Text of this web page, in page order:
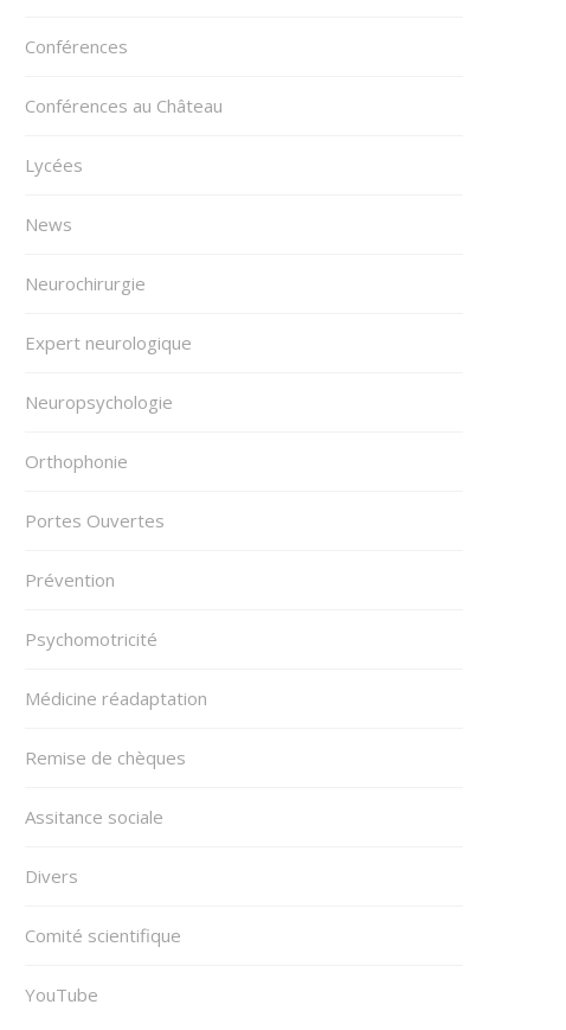
Conférences
Conférences au Château
Lycées
News
Neurochirurgie
Expert neurologique
Neuropsychologie
Orthophonie
Portes Ouvertes
Prévention
Psychomotricité
Médicine réadaptation
Remise de chèques
Assitance sociale
Divers
Comité scientifique
YouTube